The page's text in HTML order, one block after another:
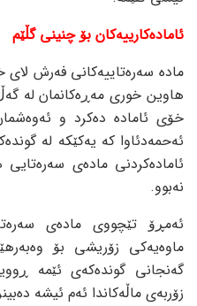
ئامادەکارییەکان بۆ چنینی گڵێم
مادە سەرەتاییەکانی فەرش لای
هاوین خوری مەڕەکانمان لە
خۆی ئامادە دەکرد و
ئەحمەدئاوا کە یەکێکە لە
ئامادەکردنی مادەی
نەبوو.
ئەمڕۆ تێچووی مادەی
ماوەیەکی زۆریشی بۆ
گەنجانی گوندەکەی ئێمە
زۆربەی ماڵەکاندا ئەم ئیشە